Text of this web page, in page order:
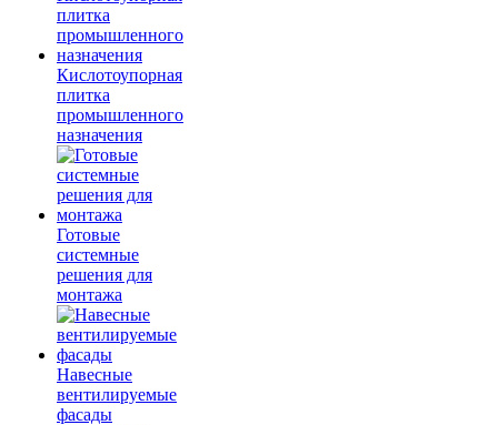
Кислотоупорная
плитка
промышленного
назначения
Готовые
системные
решения для
монтажа
Навесные
вентилируемые
фасады